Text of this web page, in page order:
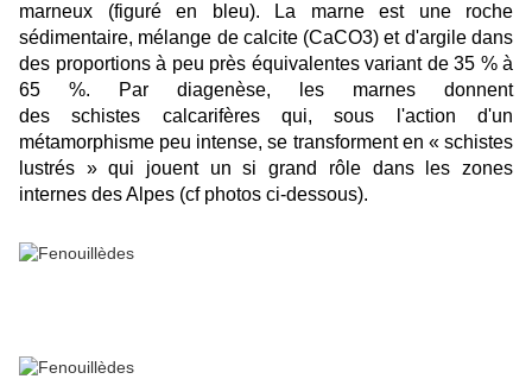
marneux (figuré en bleu). La marne est une roche
sédimentaire, mélange de calcite (CaCO3) et d'argile dans
des proportions à peu près équivalentes variant de 35 % à
65 %.
Par diagenèse, les marnes donnent
des schistes calcarifères qui, sous l'action d'un
métamorphisme peu intense, se transforment en « schistes
lustrés » qui jouent un si grand rôle dans les zones
internes des Alpes (cf photos ci-dessous).